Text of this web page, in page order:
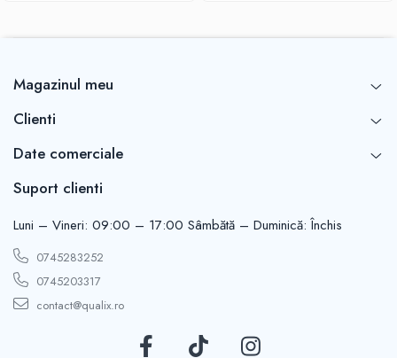
Magazinul meu
Clienti
Date comerciale
Suport clienti
Luni – Vineri: 09:00 – 17:00 Sâmbătă – Duminică: Închis
0745283252
0745203317
contact@qualix.ro